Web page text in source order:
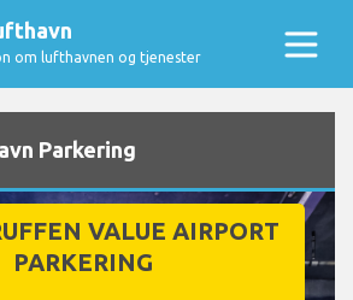
om lufthavnen og tjenester
Parkering
VALUE AIRPORT
PARKERING